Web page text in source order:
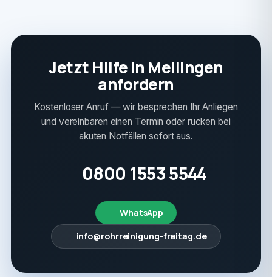
Jetzt Hilfe in Mellingen
anfordern
Kostenloser Anruf — wir besprechen Ihr Anliegen
und vereinbaren einen Termin oder rücken bei
akuten Notfällen sofort aus.
0800 1553 5544
WhatsApp
info@rohrreinigung-freitag.de